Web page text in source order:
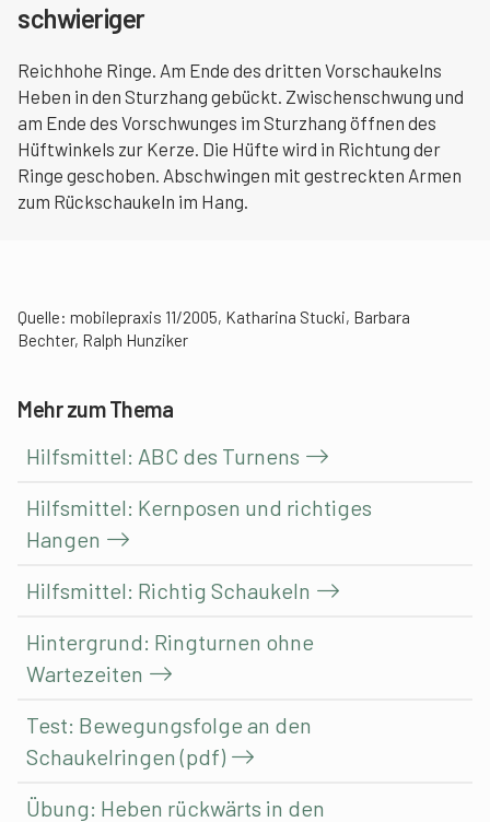
schwieriger
Reichhohe Ringe. Am Ende des dritten Vorschaukelns
Heben in den Sturzhang gebückt. Zwischenschwung und
am Ende des Vorschwunges im Sturzhang öffnen des
Hüftwinkels zur Kerze. Die Hüfte wird in Richtung der
Ringe geschoben. Abschwingen mit gestreckten Armen
zum Rückschaukeln im Hang.
Quelle: mobilepraxis 11/2005, Katharina Stucki, Barbara
Bechter, Ralph Hunziker
Mehr zum Thema
Hilfsmittel: ABC des Turnens
Hilfsmittel: Kernposen und richtiges
Hangen
Hilfsmittel: Richtig Schaukeln
Hintergrund: Ringturnen ohne
Wartezeiten
Test: Bewegungsfolge an den
Schaukelringen (pdf)
Übung: Heben rückwärts in den